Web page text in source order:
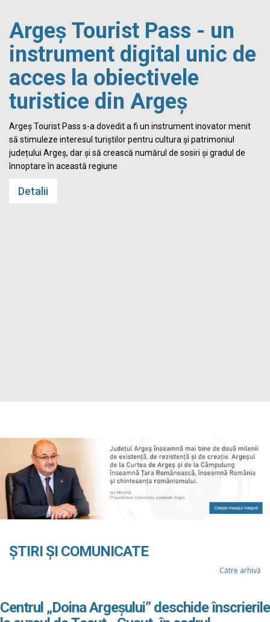
Argeș Tourist Pass - un
instrument digital unic de
acces la obiectivele
turistice din Argeș
Argeș Tourist Pass s-a dovedit a fi un instrument inovator menit
să stimuleze interesul turiștilor pentru cultura și patrimoniul
județului Argeș, dar și să crească numărul de sosiri și gradul de
înnoptare în această regiune
Detalii
ȘTIRI ȘI COMUNICATE
Către arhivă
Centrul „Doina Argeșului” deschide înscrierile